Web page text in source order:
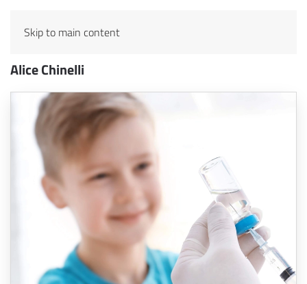
Skip to main content
Alice Chinelli